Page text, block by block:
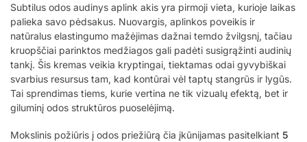
Subtilus odos audinys aplink akis yra pirmoji vieta, kurioje laikas
palieka savo pėdsakus. Nuovargis, aplinkos poveikis ir
natūralus elastingumo mažėjimas dažnai temdo žvilgsnį, tačiau
kruopščiai parinktos medžiagos gali padėti susigrąžinti audinių
tankį. Šis kremas veikia kryptingai, tiektamas odai gyvybiškai
svarbius resursus tam, kad kontūrai vėl taptų stangrūs ir lygūs.
Tai sprendimas tiems, kurie vertina ne tik vizualų efektą, bet ir
giluminį odos struktūros puoselėjimą.
Mokslinis požiūris į odos priežiūrą čia įkūnijamas pasitelkiant 5